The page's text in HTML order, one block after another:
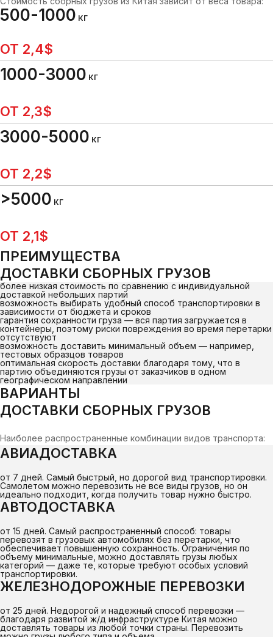
500-1000 КГ
ОТ 2,4$
1000-3000 КГ
ОТ 2,3$
3000-5000 КГ
ОТ 2,2$
>5000 КГ
ОТ 2,1$
ПРЕИМУЩЕСТВА
ДОСТАВКИ СБОРНЫХ ГРУЗОВ
более низкая стоимость по сравнению с индивидуальной
доставкой небольших партий
возможность выбирать удобный способ транспортировки в
зависимости от бюджета и сроков
гарантия сохранности груза — вся партия загружается в
контейнеры, поэтому риски повреждения во время перетарки
отсутствуют
возможность доставить минимальный объем — например,
тестовых образцов товаров
оптимальная скорость доставки благодаря тому, что в
партию объединяются грузы от заказчиков в одном
географическом направлении
ВАРИАНТЫ
ДОСТАВКИ СБОРНЫХ ГРУЗОВ
Наиболее распространенные комбинации видов транспорта:
АВИАДОСТАВКА
от 7 дней. Самый быстрый, но дорогой вид транспортировки.
Самолетом можно перевозить не все виды грузов, но он
идеально подходит, когда получить товар нужно быстро.
АВТОДОСТАВКА
от 15 дней. Самый распространенный способ: товары
перевозят в грузовых автомобилях без перетарки, что
обеспечивает повышенную сохранность. Ограничения по
объему минимальные, можно доставлять грузы любых
категорий — даже те, которые требуют особых условий
транспортировки.
ЖЕЛЕЗНОДОРОЖНЫЕ ПЕРЕВОЗКИ
от 25 дней. Недорогой и надежный способ перевозки —
благодаря развитой ж/д инфраструктуре Китая можно
доставлять товары из любой точки страны. Перевозить